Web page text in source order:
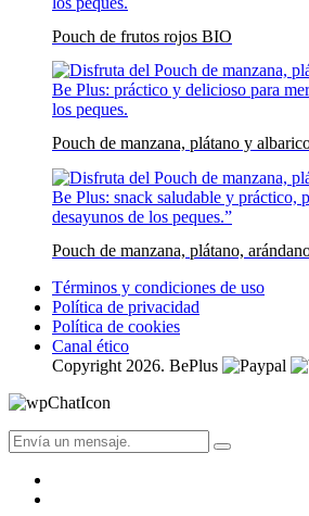
Pouch de frutos rojos BIO
Pouch de manzana, plátano y
Pouch de manzana, plátano,
Términos y condiciones de uso
Política de privacidad
Política de cookies
Canal ético
Copyright 2026. BePlus